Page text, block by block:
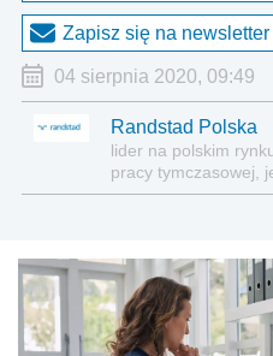
Zapisz się na newsletter
04 sierpnia 2020, 09:49
Randstad Polska
lider na polskim
pracy tymczasowej,
Randstad N.V.